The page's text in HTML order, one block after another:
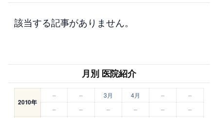
該当する記事がありません。
月別 医院紹介
2010年
– – 3月 4月 –
–
–
– – – – –